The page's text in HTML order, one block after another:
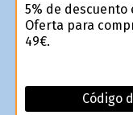
5% de
Oferta para
49€.
Código